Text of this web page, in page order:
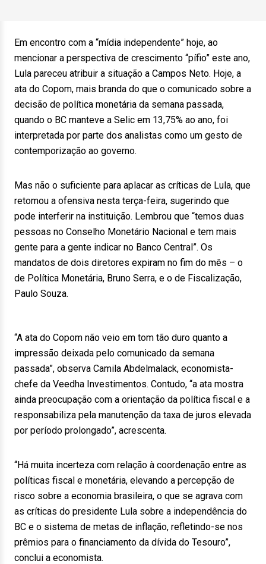
Em encontro com a “mídia independente” hoje, ao
mencionar a perspectiva de crescimento “pífio” este ano,
Lula pareceu atribuir a situação a Campos Neto. Hoje, a
ata do Copom, mais branda do que o comunicado sobre a
decisão de política monetária da semana passada,
quando o BC manteve a Selic em 13,75% ao ano, foi
interpretada por parte dos analistas como um gesto de
contemporização ao governo.
Mas não o suficiente para aplacar as críticas de Lula, que
retomou a ofensiva nesta terça-feira, sugerindo que
pode interferir na instituição. Lembrou que “temos duas
pessoas no Conselho Monetário Nacional e tem mais
gente para a gente indicar no Banco Central”. Os
mandatos de dois diretores expiram no fim do mês – o
de Política Monetária, Bruno Serra, e o de Fiscalização,
Paulo Souza.
“A ata do Copom não veio em tom tão duro quanto a
impressão deixada pelo comunicado da semana
passada”, observa Camila Abdelmalack, economista-
chefe da Veedha Investimentos. Contudo, “a ata mostra
ainda preocupação com a orientação da política fiscal e a
responsabiliza pela manutenção da taxa de juros elevada
por período prolongado”, acrescenta.
“Há muita incerteza com relação à coordenação entre as
políticas fiscal e monetária, elevando a percepção de
risco sobre a economia brasileira, o que se agrava com
as críticas do presidente Lula sobre a independência do
BC e o sistema de metas de inflação, refletindo-se nos
prêmios para o financiamento da dívida do Tesouro”,
conclui a economista.